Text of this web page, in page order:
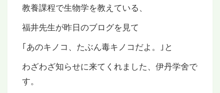
教養課程で生物学を教えている、
福井先生が昨日のブログを見て
｢あのキノコ、たぶん毒キノコだよ。｣と
わざわざ知らせに来てくれました、伊丹学舍で
す。